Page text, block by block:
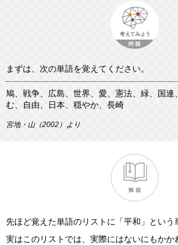
まずは、次の単語を覚えてください。
鳩、戦争、広島、世界、愛、憲法、緑、国連
む、自由、日本、穏やか、長崎
宮地・山（2002）より
先ほど覚えた単語のリストに「平和」という
実はこのリストでは、実際にはないにもかか